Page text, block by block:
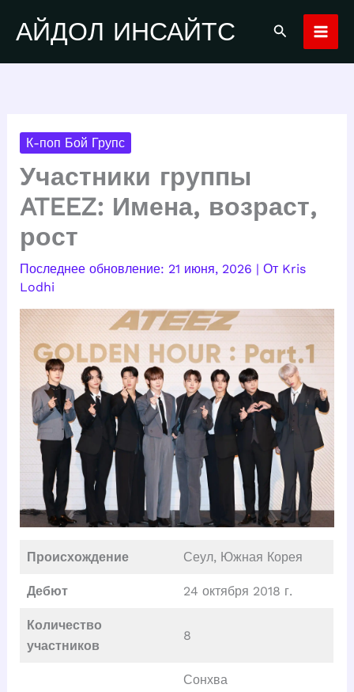
содержимому
АЙДОЛ ИНСАЙТС Поиск
К-поп Бой Групс
Участники группы
ATEEZ: Имена, возраст,
рост
21 июня, 2026 | От Kris
Lodhi
Происхождение Сеул, Южная Корея
Дебют 24 октября 2018 г.
Количество
участников
8
Сонхва